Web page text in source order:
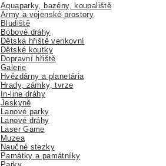
Aquaparky, bazény, koupaliště
Army a vojenské prostory
Bludiště
Bobové dráhy
Dětská hřiště venkovní
Dětské koutky
Dopravní hřiště
Galerie
Hvězdárny a planetária
Hrady, zámky, tvrze
In-line dráhy
Jeskyně
Lanové parky
Lanové dráhy
Laser Game
Muzea
Naučné stezky
Památky a památníky